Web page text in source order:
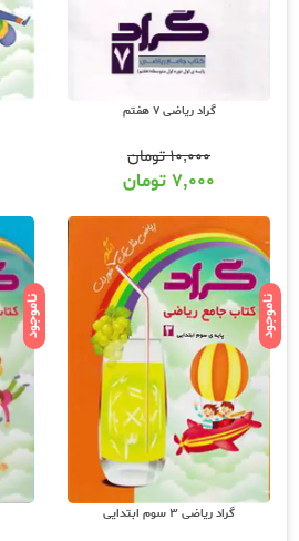
گراد ریاضی 7 هفتم
۱۰,۰۰۰تومان
۷,۰۰۰ تومان
ناموجود
گراد ریاضی 3 سوم ابتدایی
ناموجود